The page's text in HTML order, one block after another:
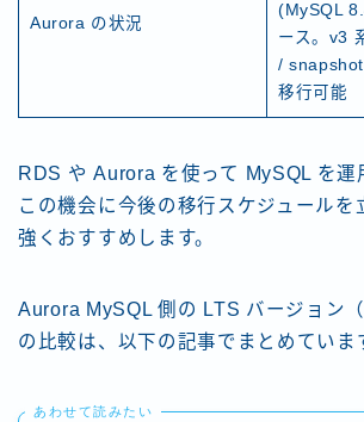
Aurora の状況
(MySQL
ース。v3
/
移行可能
RDS や Aurora を使って MySQL を運
この機会に今後の移行スケジュールを
強くおすすめします。
Aurora MySQL 側の LTS バージョン
の比較は、以下の記事でまとめていま
あわせて読みたい